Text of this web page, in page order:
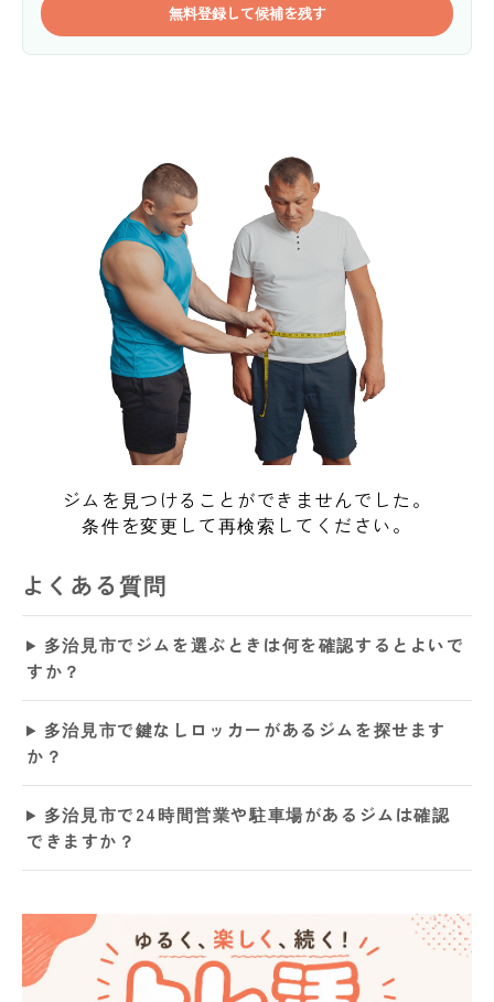
無料登録して候補を残す
ジムを見つけることができませんでした。
条件を変更して再検索してください。
よくある質問
多治見市でジムを選ぶときは何を確認するとよいで
すか？
多治見市で鍵なしロッカーがあるジムを探せます
か？
多治見市で24時間営業や駐車場があるジムは確認
できますか？